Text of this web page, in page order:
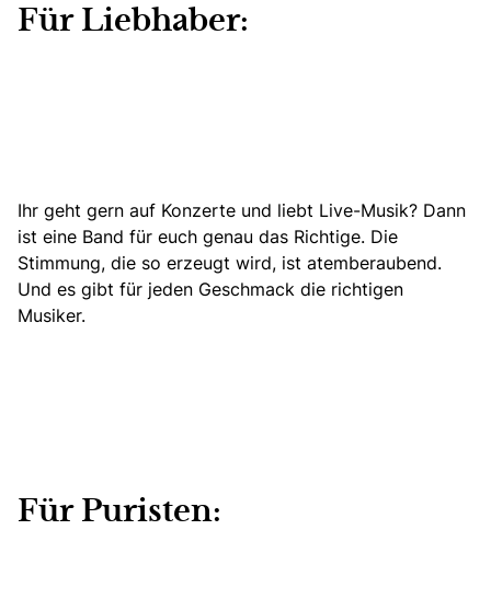
Für Liebhaber:
Ihr geht gern auf Konzerte und liebt Live-Musik? Dann
ist eine Band für euch genau das Richtige. Die
Stimmung, die so erzeugt wird, ist atemberaubend.
Und es gibt für jeden Geschmack die richtigen
Musiker.
Für Puristen: